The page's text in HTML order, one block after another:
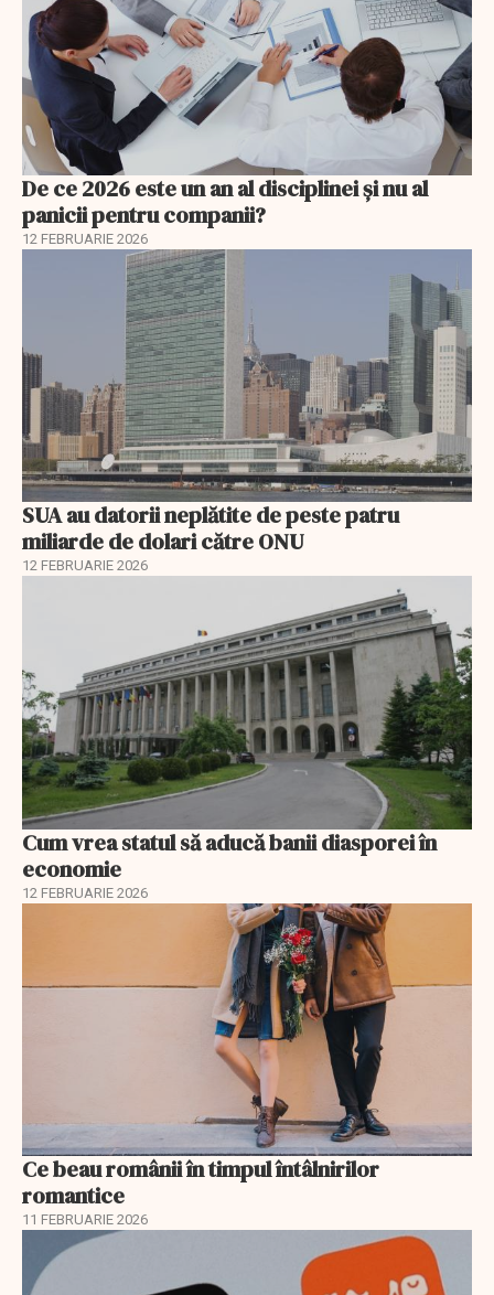
De ce 2026 este un an al disciplinei și nu al
panicii pentru companii?
12 FEBRUARIE 2026
SUA au datorii neplătite de peste patru
miliarde de dolari către ONU
12 FEBRUARIE 2026
Cum vrea statul să aducă banii diasporei în
economie
12 FEBRUARIE 2026
Ce beau românii în timpul întâlnirilor
romantice
11 FEBRUARIE 2026